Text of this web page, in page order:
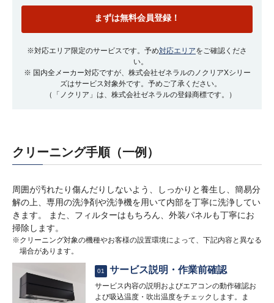
まずは無料会員登録！
※対応エリア限定のサービスです。予め対応エリアをご確認くださ
い。
※ 国内全メーカー対応ですが、株式会社ゼネラルのノクリアXシリー
ズはサービス対象外です。予めご了承ください。
（「ノクリア」は、株式会社ゼネラルの登録商標です。）
クリーニング手順（一例）
周囲が汚れたり傷んだりしないよう、しっかりと養生し、簡易分
解の上、専用の洗浄剤や洗浄機を用いて内部を丁寧に洗浄してい
きます。 また、フィルターはもちろん、外装パネルも丁寧にお
掃除します。
※クリーニング対象の機種やお客様の設置環境によって、下記内容と異なる
場合があります。
01 サービス説明・作業前確認
サービス内容の説明およびエアコンの動作確認お
よび吸込温度・吹出温度をチェックします。ま